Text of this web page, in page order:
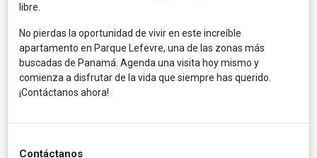
libre.
No pierdas la oportunidad de vivir en este increíble
apartamento en Parque Lefevre, una de las zonas más
buscadas de Panamá. Agenda una visita hoy mismo y
comienza a disfrutar de la vida que siempre has querido.
¡Contáctanos ahora!
Contáctanos